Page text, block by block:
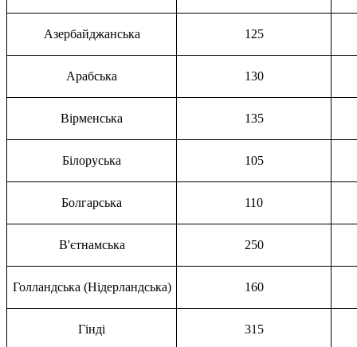
Азербайджанська 125
Арабська 130
Вірменська 135
Білоруська 105
Болгарська 110
В'єтнамська 250
Голландська (Нідерландська) 160
Гінді 315